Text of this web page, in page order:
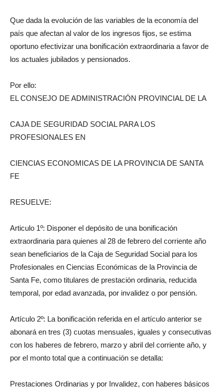
Que dada la evolución de las variables de la economía del
país que afectan al valor de los ingresos fijos, se estima
oportuno efectivizar una bonificación extraordinaria a favor de
los actuales jubilados y pensionados.
Por ello:
EL CONSEJO DE ADMINISTRACIÓN PROVINCIAL DE LA
CAJA DE SEGURIDAD SOCIAL PARA LOS
PROFESIONALES EN
CIENCIAS ECONOMICAS DE LA PROVINCIA DE SANTA
FE
RESUELVE:
Articulo 1º: Disponer el depósito de una bonificación
extraordinaria para quienes al 28 de febrero del corriente año
sean beneficiarios de la Caja de Seguridad Social para los
Profesionales en Ciencias Económicas de la Provincia de
Santa Fe, como titulares de prestación ordinaria, reducida
temporal, por edad avanzada, por invalidez o por pensión.
Artículo 2º: La bonificación referida en el artículo anterior se
abonará en tres (3) cuotas mensuales, iguales y consecutivas
con los haberes de febrero, marzo y abril del corriente año, y
por el monto total que a continuación se detalla:
Prestaciones Ordinarias y por Invalidez, con haberes básicos